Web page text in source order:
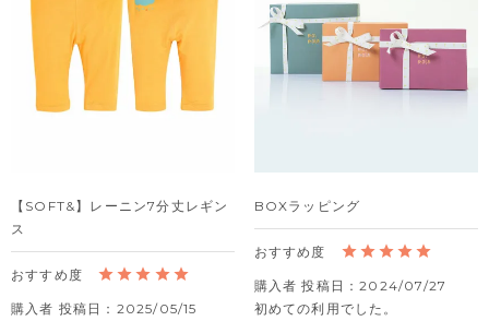
【SOFT&】レーニン7分丈レギン
ス
購入者 投稿日
2025/05/15
BOXラッピング
購入者 投稿日
2024/07/27
初めての利用でした。